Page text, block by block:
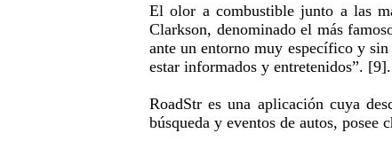
El olor a combustible junto a las
Clarkson, denominado el más
ante un entorno muy específico y
estar informados y entretenidos”. [9].
RoadStr es una aplicación cuya
búsqueda y eventos de autos,